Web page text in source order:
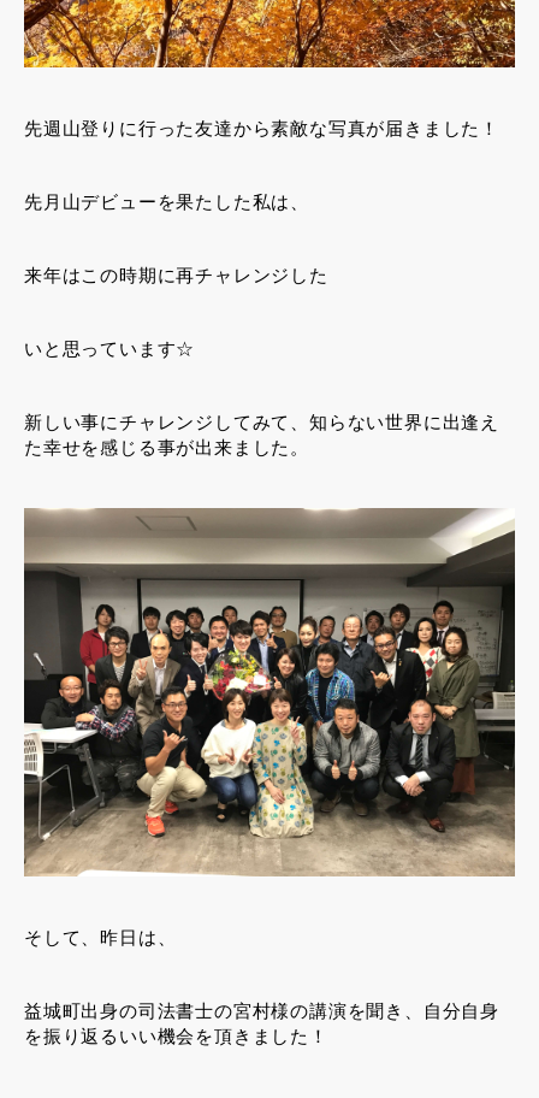
先週山登りに行った友達から素敵な写真が届きました！
先月山デビューを果たした私は、
来年はこの時期に再チャレンジした
いと思っています☆
新しい事にチャレンジしてみて、知らない世界に出逢え
た幸せを感じる事が出来ました。
そして、昨日は、
益城町出身の司法書士の宮村様の講演を聞き、自分自身
を振り返るいい機会を頂きました！